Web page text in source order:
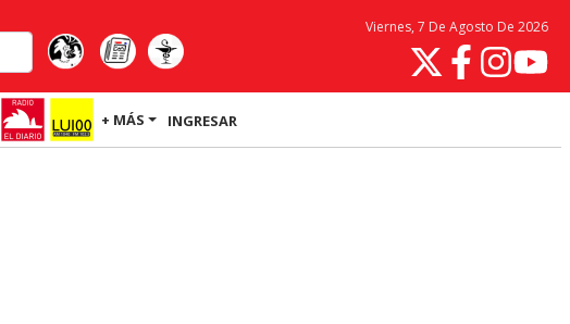
Viernes, 7 De Agosto De 2026
+ MÁS INGRESAR